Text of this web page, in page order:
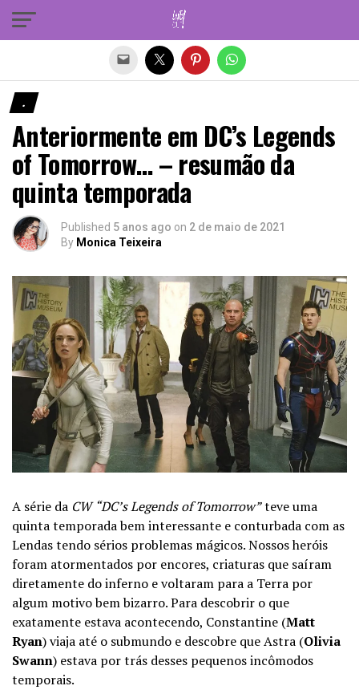
.
Anteriormente em DC’s Legends
of Tomorrow… – resumão da
quinta temporada
Published 5 anos ago on 2 de maio de 2021
By Monica Teixeira
A série da CW “DC’s Legends of Tomorrow”teve uma
quinta temporada bem interessante e conturbada com as
Lendas tendo sérios problemas mágicos. Nossos heróis
foram atormentados por encores, criaturas que saíram
diretamente do inferno e voltaram para a Terra por
algum motivo bem bizarro. Para descobrir o que
exatamente estava acontecendo, Constantine (Matt
Ryan) viaja até o submundo e descobre que Astra (Olivia
Swann) estava por trás desses pequenos incômodos
temporais.
Sair da versão mobile